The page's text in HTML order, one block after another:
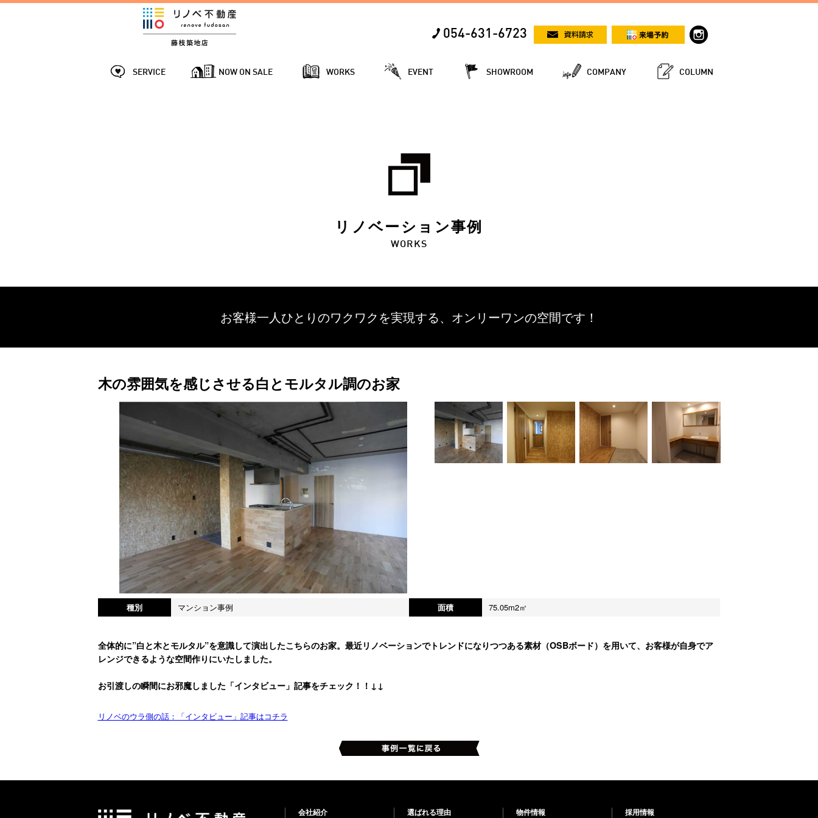
054-631-6723
SERVICE NOW ON SALE WORKS EVENT SHOWROOM COMPANY COLUMN
リノベーション事例
WORKS
お客様一人ひとりのワクワクを実現する、 オンリーワンの空間です！
木の雰囲気を感じさせる白とモルタル調のお家
種別 マンション事例 面積 75.05m2㎡
全体的に”白と木とモルタル”を意識して演出したこちらのお家。最近リノベーションでトレンドになりつつある素材（OSBボード）を用いて、お客様が自身でア
レンジできるような空間作りにいたしました。
お引渡しの瞬間にお邪魔しました「インタビュー」記事をチェック！！↓↓
リノベのウラ側の話：「インタビュー」記事はコチラ
会社紹介 選ばれる理由 物件情報 採用情報